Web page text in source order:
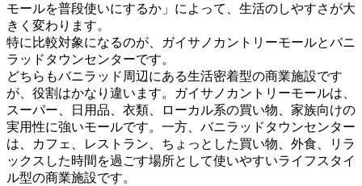
モールを普段使いにするか」によって、生活のしやすさが大
きく変わります。
特に比較対象になるのが、ガイサノカントリーモールとバニ
ラッドタウンセンターです。
どちらもバニラッド周辺にある生活密着型の商業施設です
が、役割はかなり違います。ガイサノカントリーモールは、
スーパー、日用品、衣類、ローカル系の買い物、家族向けの
実用性に強いモールです。一方、バニラッドタウンセンター
は、カフェ、レストラン、ちょっとした買い物、外食、リラ
ックスした時間を過ごす場所として使いやすいライフスタイ
ル型の商業施設です。